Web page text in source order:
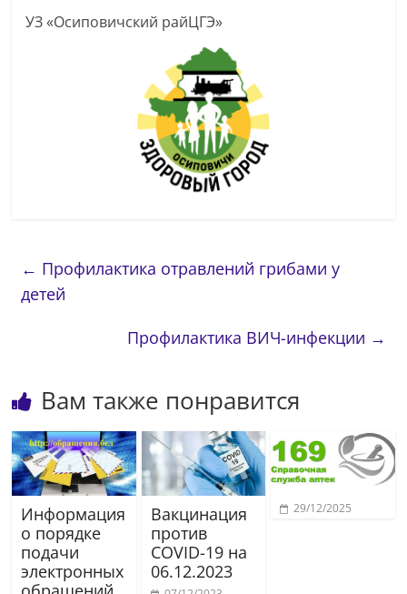
УЗ «Осиповичский райЦГЭ»
← Профилактика отравлений грибами у
детей
Профилактика ВИЧ-инфекции →
Вам также понравится
Информация
о порядке
подачи
электронных
Вакцинация
против
COVID-19 на
06.12.2023
29/12/2025